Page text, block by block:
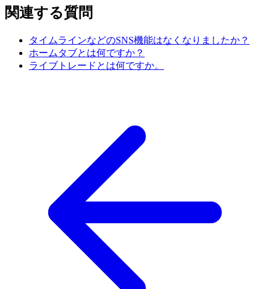
関連する質問
タイムラインなどのSNS機能はなくなりましたか？
ホームタブとは何ですか？
ライブトレードとは何ですか。